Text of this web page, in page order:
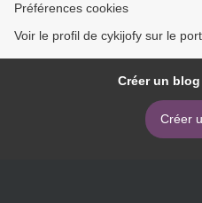
Préférences cookies
Voir le profil de cykijofy sur le
Créer un
Créer